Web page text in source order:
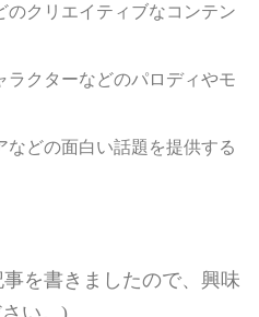
のクリエイティブなコンテン
ラクターなどのパロディやモ
などの面白い話題を提供する
を書きましたので、興味
い。)